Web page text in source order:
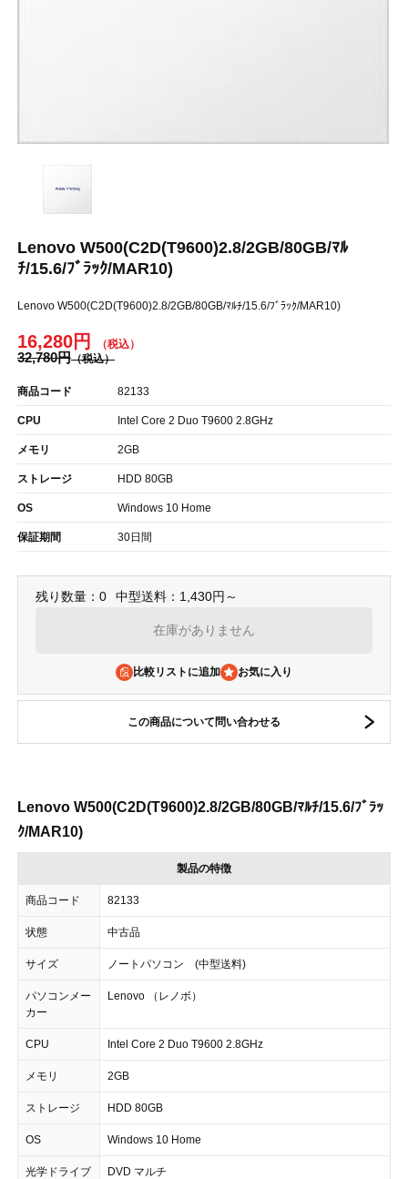
Lenovo W500(C2D(T9600)2.8/2GB/80GB/ﾏﾙ
ﾁ/15.6/ﾌﾞﾗｯｸ/MAR10)
Lenovo W500(C2D(T9600)2.8/2GB/80GB/ﾏﾙﾁ/15.6/ﾌﾞﾗｯｸ/MAR10)
16,280円
32,780円
商品コード 82133
CPU Intel Core 2 Duo T9600 2.8GHz
メモリ 2GB
ストレージ HDD 80GB
OS Windows 10 Home
保証期間 30日間
残り数量：0 中型送料：1,430円～
在庫がありません
比較リストに追加
この商品について問い合わせる
Lenovo W500(C2D(T9600)2.8/2GB/80GB/ﾏﾙﾁ/15.6/ﾌﾞﾗｯ
ｸ/MAR10)
製品の特徴
商品コード 82133
状態 中古品
サイズ ノートパソコン (中型送料)
パソコンメー
カー
Lenovo （レノボ）
CPU Intel Core 2 Duo T9600 2.8GHz
メモリ 2GB
ストレージ HDD 80GB
OS Windows 10 Home
光学ドライブ DVD マルチ